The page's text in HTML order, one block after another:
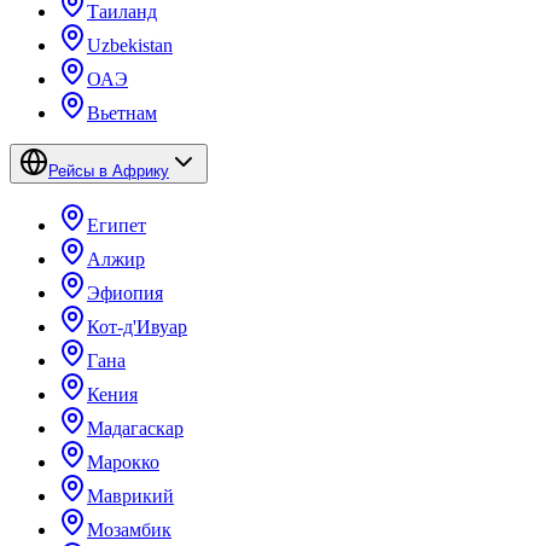
Таиланд
Uzbekistan
ОАЭ
Вьетнам
Рейсы в Африку
Египет
Алжир
Эфиопия
Кот-д'Ивуар
Гана
Кения
Мадагаскар
Марокко
Маврикий
Мозамбик